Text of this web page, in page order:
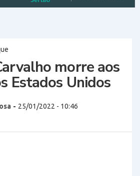
morre aos
Estados Unidos
- 25/01/2022 - 10:46